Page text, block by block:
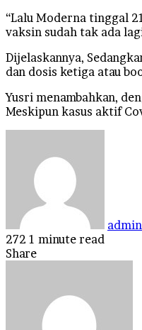
“Lalu Moderna tinggal
vaksin sudah tak ada
Dijelaskannya,
dan dosis ketiga atau
Yusri menambahkan,
Meskipun kasus aktif
admin
272 1 minute read
Facebook
Twitter
LinkedIn
Tumblr
Pinterest
Reddit
VKontakte
Odnoklassniki
Pocket
Share